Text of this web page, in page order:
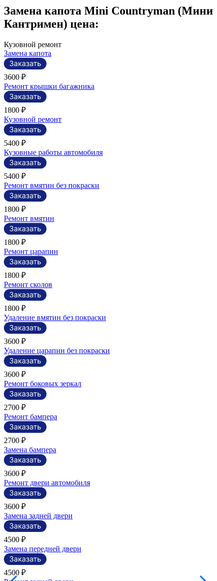
Замена капота Mini Countryman (Мини
Кантримен) цена:
Кузовной ремонт
Замена капота
3600 ₽
Ремонт крышки багажника
1800 ₽
Кузовной ремонт
5400 ₽
Кузовные работы автомобиля
5400 ₽
Ремонт вмятин без покраски
1800 ₽
Ремонт вмятин
1800 ₽
Ремонт царапин
1800 ₽
Ремонт сколов
1800 ₽
Удаление вмятин без покраски
3600 ₽
Удаление царапин без покраски
3600 ₽
Ремонт боковых зеркал
2700 ₽
Ремонт бампера
2700 ₽
Замена бампера
3600 ₽
Ремонт двери автомобиля
3600 ₽
Замена задней двери
4500 ₽
Замена передней двери
4500 ₽